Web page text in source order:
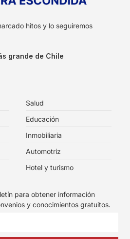
hitos y lo seguiremos
grande de Chile
Salud
Educación
Inmobiliaria
Automotriz
Hotel y turismo
para obtener información
y conocimientos gratuitos.